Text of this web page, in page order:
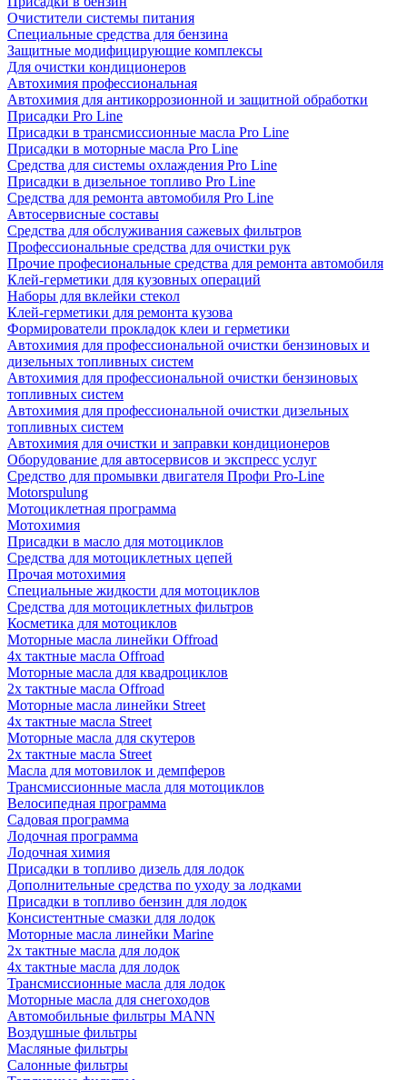
Очистители системы питания
Специальные срeдства для бензина
Защитные модифицирующие комплексы
Для очистки кондиционеров
Автохимия профессиональная
Автохимия для антикоррозионной и защитной обработки
Присадки Pro Line
Присадки в трансмиссионные масла Pro Line
Присадки в моторные масла Pro Line
Средства для системы охлаждения Pro Line
Присадки в дизельное топливо Pro Line
Средства для ремонта автомобиля Pro Line
Автосервисные составы
Средства для обслуживания сажевых фильтров
Профессиональные средства для очистки рук
Прочие професиональные средства для ремонта автомобиля
Клей-герметики для кузовных операций
Наборы для вклейки стекол
Клей-герметики для ремонта кузова
Формирователи прокладок клеи и герметики
Автохимия для профессиональной очистки бензиновых и
дизельных топливных систем
Автохимия для профессиональной очистки бензиновых
топливных систем
Автохимия для профессиональной очистки дизельных
топливных систем
Автохимия для очистки и заправки кондиционеров
Оборудование для автосервисов и экспресс услуг
Средство для промывки двигателя Профи Pro-Line
Motorspulung
Мотоциклетная программа
Мотохимия
Присадки в масло для мотоциклов
Средства для мотоциклетных цепей
Прочая мотохимия
Специальные жидкости для мотоциклов
Средства для мотоциклетных фильтров
Косметика для мотоциклов
Моторные масла линейки Offroad
4х тактные масла Offroad
Моторные масла для квадроциклов
2х тактные масла Offroad
Моторные масла линейки Street
4х тактные масла Street
Моторные масла для скутеров
2х тактные масла Street
Масла для мотовилок и демпферов
Трансмиссионные масла для мотоциклов
Велосипедная программа
Садовая программа
Лодочная программа
Лодочная химия
Присадки в топливо дизель для лодок
Дополнительные средства по уходу за лодками
Присадки в топливо бензин для лодок
Консистентные смазки для лодок
Моторные масла линейки Marine
2х тактные масла для лодок
4х тактные масла для лодок
Трансмиссионные масла для лодок
Моторные масла для снегоходов
Автомобильные фильтры MANN
Воздушные фильтры
Масляные фильтры
Салонные фильтры